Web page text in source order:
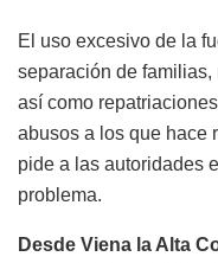
El uso excesivo de la
separación de
así como
abusos a los que hace
pide a las autoridades
problema.
Desde Viena la Alta